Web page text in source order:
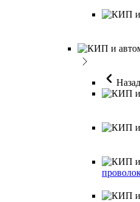
Назад